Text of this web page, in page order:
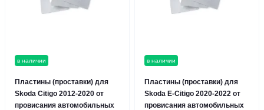
в наличии
Пластины (проставки) для
Skoda Citigo 2012-2020 от
провисания автомобильных
в наличии
Пластины (проставки) для
Skoda E-Citigo 2020-2022 от
провисания автомобильных